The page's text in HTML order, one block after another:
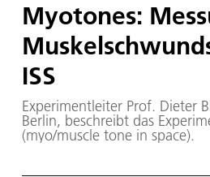
Myotones:
ISS
Experimentleiter Prof. Dieter
Berlin, beschreibt das
(myo/muscle tone in space).